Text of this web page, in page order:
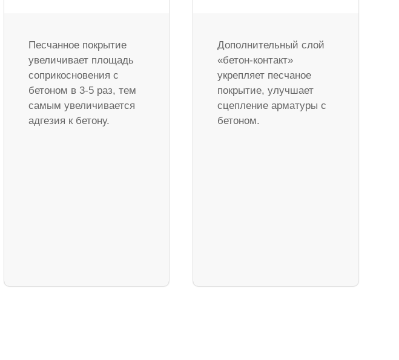
Песчанное покрытие
увеличивает площадь
соприкосновения с
бетоном в 3-5 раз, тем
самым увеличивается
адгезия к бетону.
Дополнительный слой
«бетон-контакт»
укрепляет песчаное
покрытие, улучшает
сцепление арматуры с
бетоном.